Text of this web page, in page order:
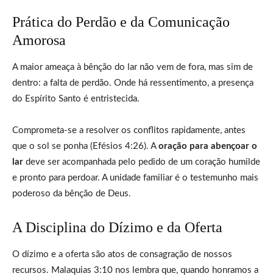
Prática do Perdão e da Comunicação
Amorosa
A maior ameaça à bênção do lar não vem de fora, mas sim de
dentro: a falta de perdão. Onde há ressentimento, a presença
do Espírito Santo é entristecida.
Comprometa-se a resolver os conflitos rapidamente, antes
que o sol se ponha (Efésios 4:26). A oração para abençoar o
lar deve ser acompanhada pelo pedido de um coração humilde
e pronto para perdoar. A unidade familiar é o testemunho mais
poderoso da bênção de Deus.
A Disciplina do Dízimo e da Oferta
O dízimo e a oferta são atos de consagração de nossos
recursos. Malaquias 3:10 nos lembra que, quando honramos a